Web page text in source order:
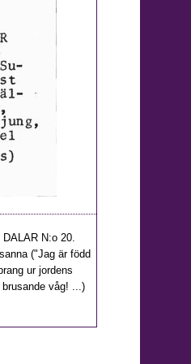
N:o 20.
("Jag är född
ur jordens
våg! ...)